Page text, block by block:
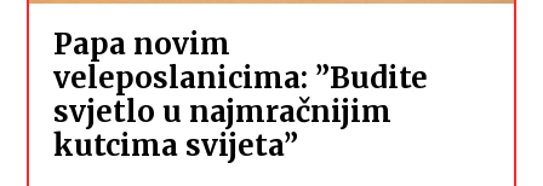
Papa novim
veleposlanicima: ”Budite
svjetlo u najmračnijim
kutcima svijeta”